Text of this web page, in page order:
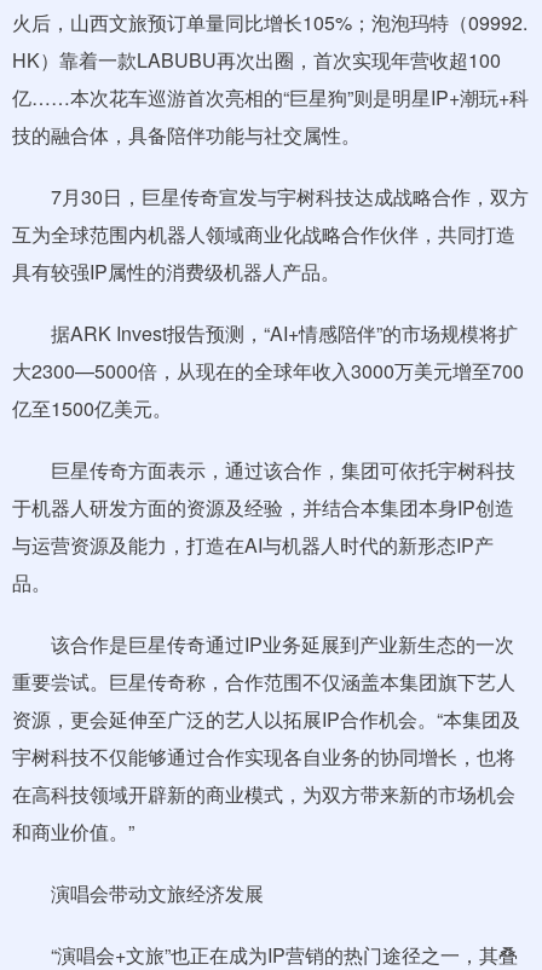
火后，山西文旅预订单量同比增长105%；泡泡玛特（09992.
HK）靠着一款LABUBU再次出圈，首次实现年营收超100
亿……本次花车巡游首次亮相的“巨星狗”则是明星IP+潮玩+科
技的融合体，具备陪伴功能与社交属性。
7月30日，巨星传奇宣发与宇树科技达成战略合作，双方
互为全球范围内机器人领域商业化战略合作伙伴，共同打造
具有较强IP属性的消费级机器人产品。
据ARK Invest报告预测，“AI+情感陪伴”的市场规模将扩
大2300—5000倍，从现在的全球年收入3000万美元增至700
亿至1500亿美元。
巨星传奇方面表示，通过该合作，集团可依托宇树科技
于机器人研发方面的资源及经验，并结合本集团本身IP创造
与运营资源及能力，打造在AI与机器人时代的新形态IP产
品。
该合作是巨星传奇通过IP业务延展到产业新生态的一次
重要尝试。巨星传奇称，合作范围不仅涵盖本集团旗下艺人
资源，更会延伸至广泛的艺人以拓展IP合作机会。“本集团及
宇树科技不仅能够通过合作实现各自业务的协同增长，也将
在高科技领域开辟新的商业模式，为双方带来新的市场机会
和商业价值。”
演唱会带动文旅经济发展
“演唱会+文旅”也正在成为IP营销的热门途径之一，其叠